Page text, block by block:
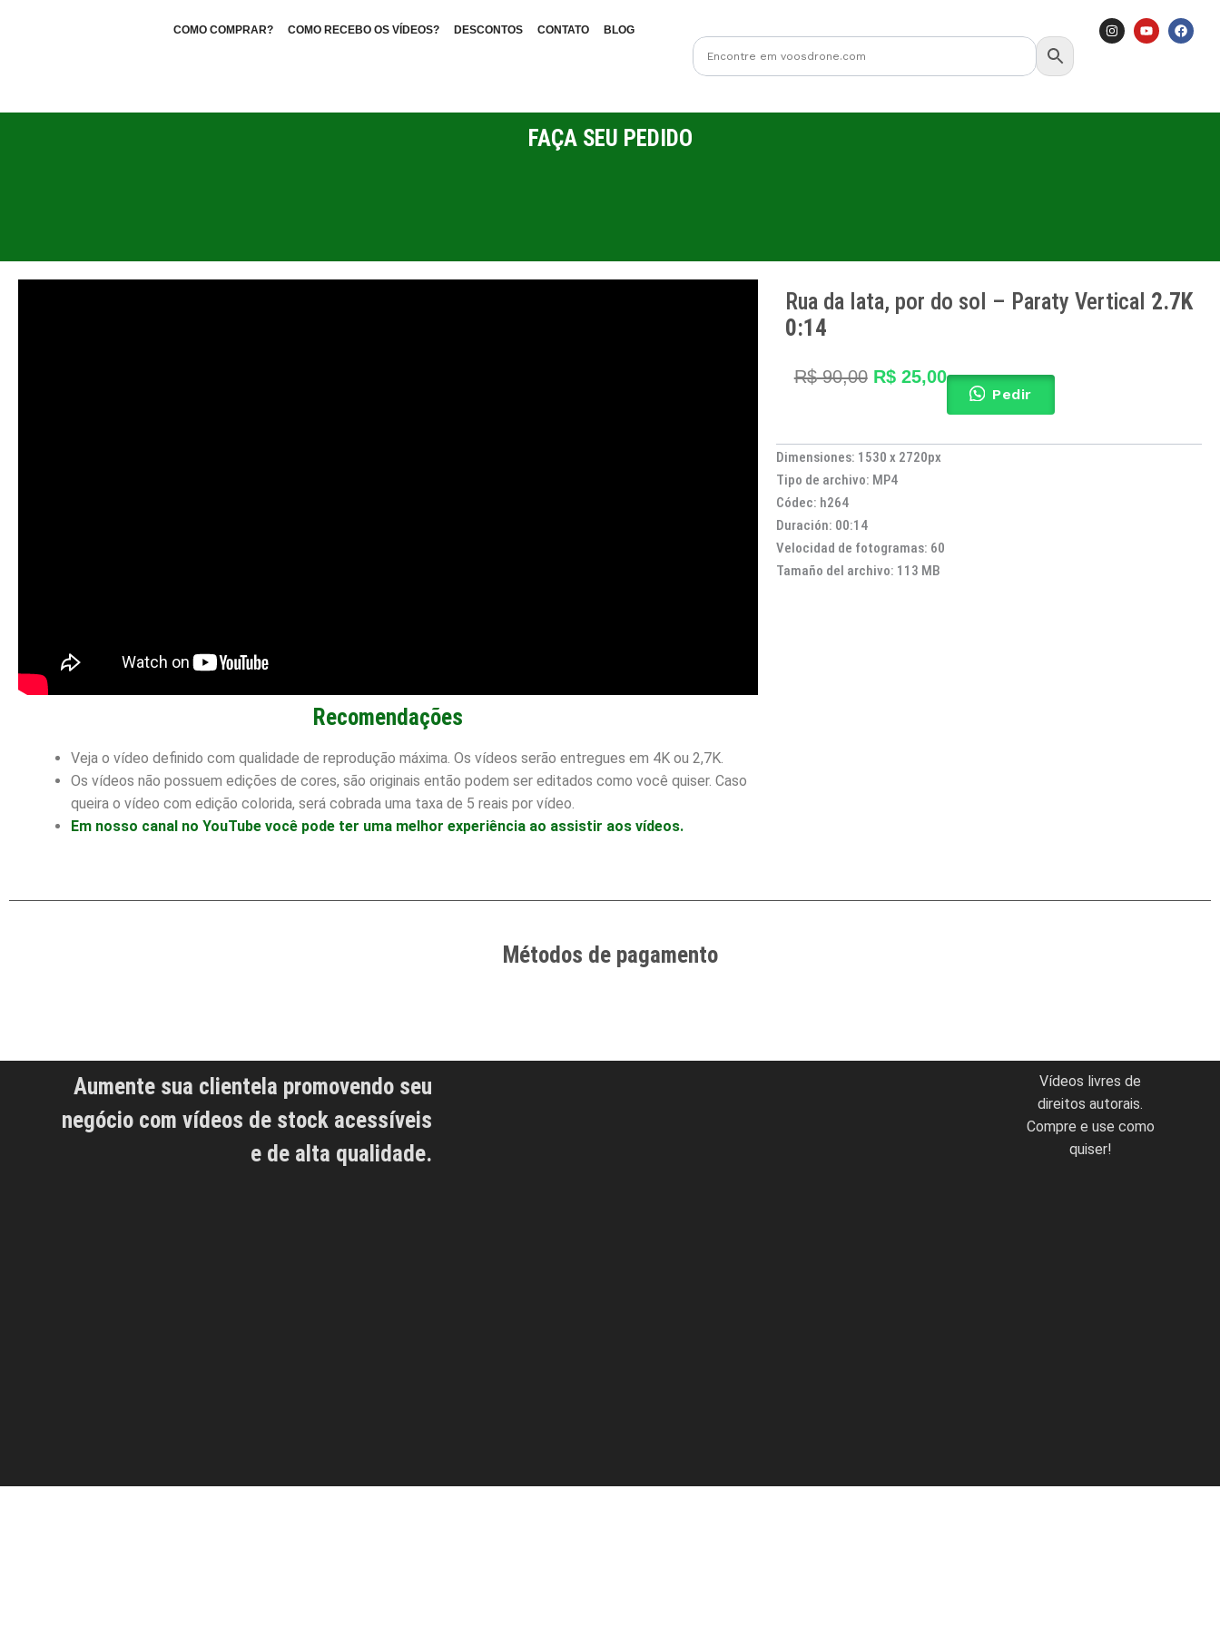
COMO COMPRAR? COMO RECEBO OS VÍDEOS? DESCONTOS CONTATO BLOG
I
n
a
Y
o
F
a
k
FAÇA SEU PEDIDO
Recomendações
Veja o vídeo definido com qualidade de reprodução máxima. Os vídeos serão entregues em 4K ou 2,7K.
Os vídeos não possuem edições de cores, são originais então podem ser editados como você quiser. Caso
queira o vídeo com edição colorida, será cobrada uma taxa de 5 reais por vídeo.
Em nosso canal no YouTube você pode ter uma melhor experiência ao assistir aos vídeos.
Rua da lata, por do sol – Paraty Vertical 2.7K
0:14
R$90,00 El
era:
R$ 90,00.
R$25,00El
precio
actual
es:
Pedir
Dimensiones: 1530 x 2720px
Tipo de archivo: MP4
Códec: h264
Duración: 00:14
Velocidad de fotogramas: 60
Tamaño del archivo: 113 MB
Métodos de pagamento
Aumente sua clientela promovendo seu
negócio com vídeos de stock acessíveis
e de alta qualidade.
Vídeos livres de
direitos autorais.
Compre e use como
quiser!